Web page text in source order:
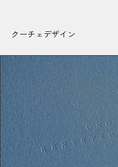
クーチェデザイン